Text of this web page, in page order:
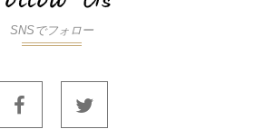
SNSでフォロー